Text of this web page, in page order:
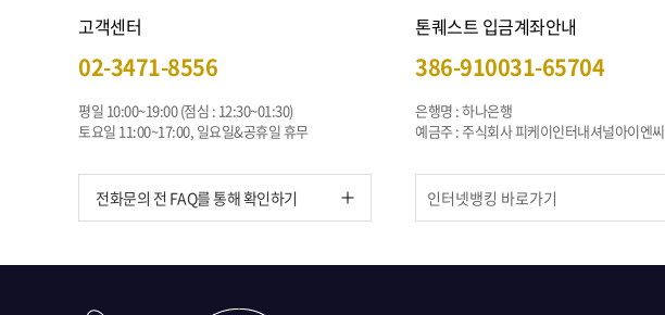
고객센터
02-3471-8556
평일 10:00~19:00 (점심 : 12:30~01:30)
토요일 11:00~17:00, 일요일&공휴일 휴무
전화문의 전 FAQ를 통해 확인하기
톤퀘스트 입금계좌안내
386-910031-65704
은행명 : 하나은행
예금주 : 주식회사 피케이인터내셔널아이엔씨